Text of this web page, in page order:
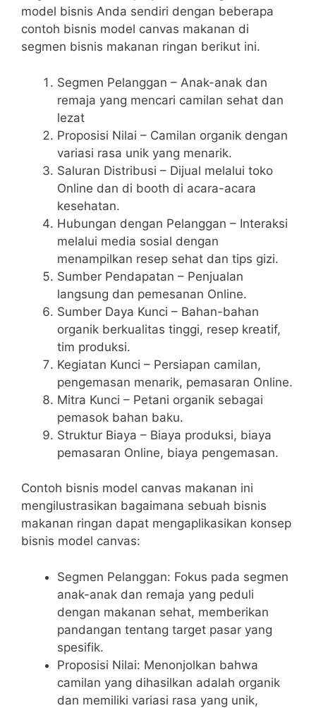
model bisnis Anda sendiri dengan beberapa
contoh bisnis model canvas makanan di
segmen bisnis makanan ringan berikut ini.
Segmen Pelanggan – Anak-anak dan
remaja yang mencari camilan sehat dan
lezat
Proposisi Nilai – Camilan organik dengan
variasi rasa unik yang menarik.
Saluran Distribusi – Dijual melalui toko
Online dan di booth di acara-acara
kesehatan.
Hubungan dengan Pelanggan – Interaksi
melalui media sosial dengan
menampilkan resep sehat dan tips gizi.
Sumber Pendapatan – Penjualan
langsung dan pemesanan Online.
Sumber Daya Kunci – Bahan-bahan
organik berkualitas tinggi, resep kreatif,
tim produksi.
Kegiatan Kunci – Persiapan camilan,
pengemasan menarik, pemasaran Online.
Mitra Kunci – Petani organik sebagai
pemasok bahan baku.
Struktur Biaya – Biaya produksi, biaya
pemasaran Online, biaya pengemasan.
Contoh bisnis model canvas makanan ini
mengilustrasikan bagaimana sebuah bisnis
makanan ringan dapat mengaplikasikan konsep
bisnis model canvas:
Segmen Pelanggan: Fokus pada segmen
anak-anak dan remaja yang peduli
dengan makanan sehat, memberikan
pandangan tentang target pasar yang
spesifik.
Proposisi Nilai: Menonjolkan bahwa
camilan yang dihasilkan adalah organik
dan memiliki variasi rasa yang unik,